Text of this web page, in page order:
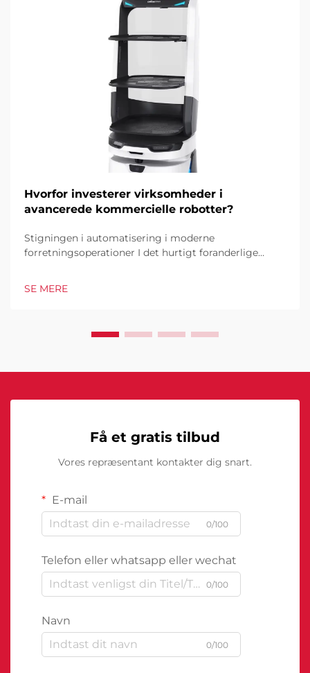
Hvorfor investerer virksomheder i
avancerede kommercielle robotter?
Stigningen i automatisering i moderne
forretningsoperationer I det hurtigt foranderlige
excellence. Disse sofistikerede maskiner
SE MERE
Få et gratis tilbud
Vores repræsentant kontakter dig snart.
E-mail
0/100
Telefon eller whatsapp eller wechat
0/100
Navn
0/100